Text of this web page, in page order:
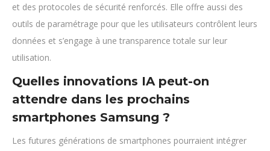
et des protocoles de sécurité renforcés. Elle offre aussi des
outils de paramétrage pour que les utilisateurs contrôlent leurs
données et s’engage à une transparence totale sur leur
utilisation.
Quelles innovations IA peut-on
attendre dans les prochains
smartphones Samsung ?
Les futures générations de smartphones pourraient intégrer